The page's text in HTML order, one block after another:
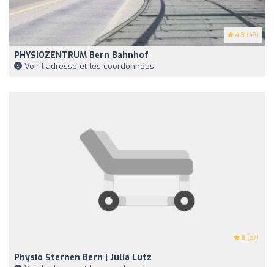
4.3 (43)
PHYSIOZENTRUM Bern Bahnhof
Voir l'adresse et les coordonnées
5 (37)
Physio Sternen Bern | Julia Lutz